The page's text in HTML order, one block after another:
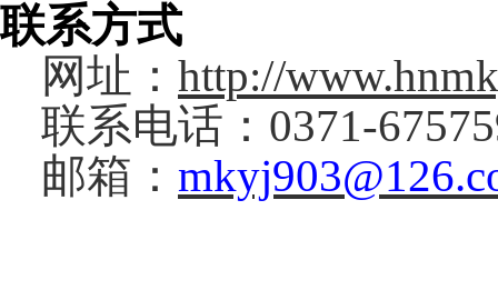
联系方式
网址： http://
联系电话： 0371-
邮箱：